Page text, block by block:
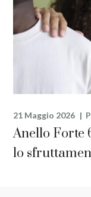
21 Maggio 2026
Anello Forte
lo